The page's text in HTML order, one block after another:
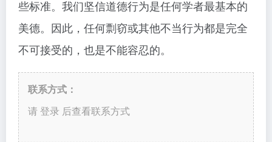
些标准。我们坚信道德行为是任何学者最基本的
美德。因此，任何剽窃或其他不当行为都是完全
不可接受的，也是不能容忍的。
联系方式：
请 登录 后查看联系方式